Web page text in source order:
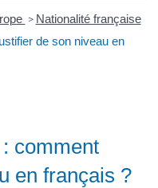
> Nationalité française
de son niveau en
comment
en français ?